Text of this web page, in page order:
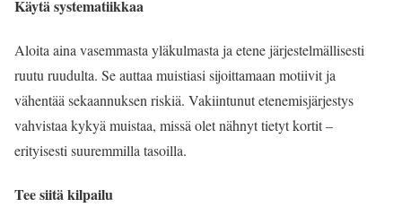
Käytä systematiikkaa
Aloita aina vasemmasta yläkulmasta ja etene järjestelmällisesti
ruutu ruudulta. Se auttaa muistiasi sijoittamaan motiivit ja
vähentää sekaannuksen riskiä. Vakiintunut etenemisjärjestys
vahvistaa kykyä muistaa, missä olet nähnyt tietyt kortit –
erityisesti suuremmilla tasoilla.
Tee siitä kilpailu